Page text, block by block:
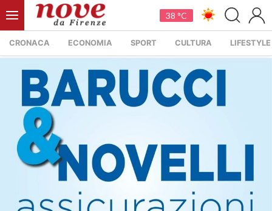
38 °C
CRONACA ECONOMIA SPORT CULTURA LIFESTYLE